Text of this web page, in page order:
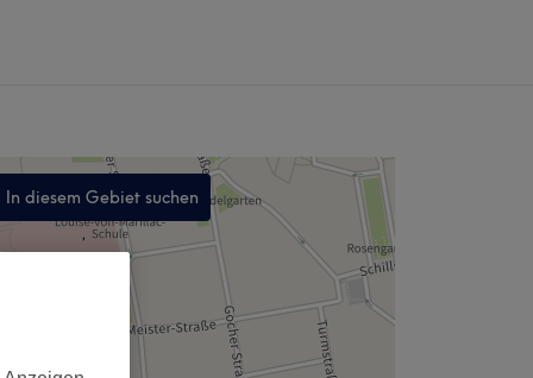
In diesem Gebiet suchen
,